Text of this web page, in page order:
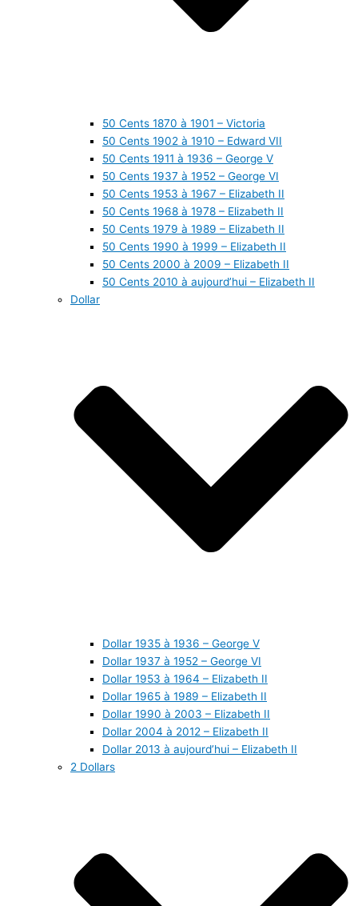
50 Cents 1870 à 1901 – Victoria
50 Cents 1902 à 1910 – Edward VII
50 Cents 1911 à 1936 – George V
50 Cents 1937 à 1952 – George VI
50 Cents 1953 à 1967 – Elizabeth II
50 Cents 1968 à 1978 – Elizabeth II
50 Cents 1979 à 1989 – Elizabeth II
50 Cents 1990 à 1999 – Elizabeth II
50 Cents 2000 à 2009 – Elizabeth II
50 Cents 2010 à aujourd’hui – Elizabeth II
Dollar
Dollar 1935 à 1936 – George V
Dollar 1937 à 1952 – George VI
Dollar 1953 à 1964 – Elizabeth II
Dollar 1965 à 1989 – Elizabeth II
Dollar 1990 à 2003 – Elizabeth II
Dollar 2004 à 2012 – Elizabeth II
Dollar 2013 à aujourd’hui – Elizabeth II
2 Dollars